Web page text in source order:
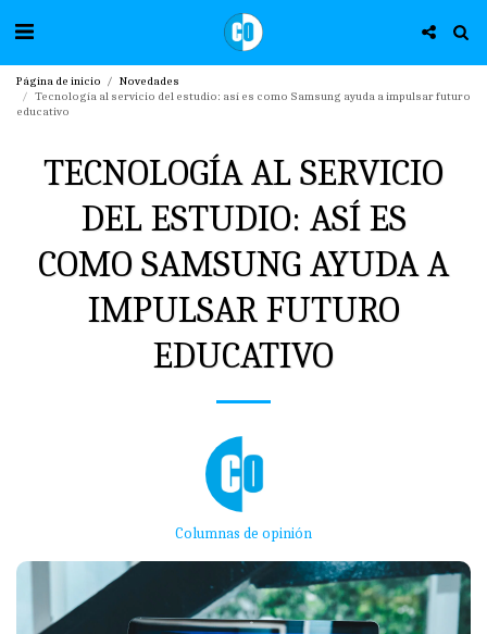
Página de inicio
Novedades
Tecnología al servicio del estudio: así es como Samsung ayuda a impulsar futuro
educativo
TECNOLOGÍA AL SERVICIO
DEL ESTUDIO: ASÍ ES
COMO SAMSUNG AYUDA A
IMPULSAR FUTURO
EDUCATIVO
Columnas de opinión